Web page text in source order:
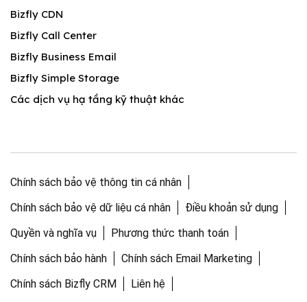
Bizfly CDN
Bizfly Call Center
Bizfly Business Email
Bizfly Simple Storage
Các dịch vụ hạ tầng kỹ thuật khác
Chính sách bảo vệ thông tin cá nhân
Chính sách bảo vệ dữ liệu cá nhân
Điều khoản sử dụng
Quyền và nghĩa vụ
Phương thức thanh toán
Chính sách bảo hành
Chính sách Email Marketing
Chính sách Bizfly CRM
Liên hệ